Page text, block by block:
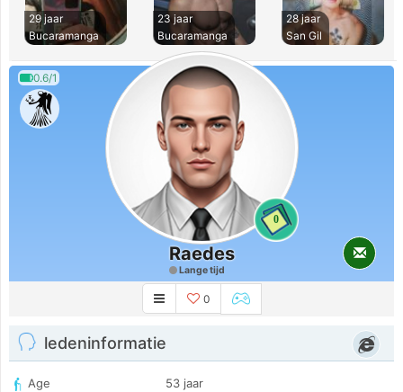
29 jaar
Bucaramanga
23 jaar
Bucaramanga
28 jaar
San Gil
0.6/1
0
Raedes
Lange tijd
0
ledeninformatie
Age
53 jaar